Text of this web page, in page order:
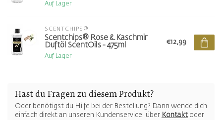
Auf Lager
SCENTCHIPS®
Scentchips® Rose & Kaschmir
Duftöl ScentOils - 475ml
Auf Lager
€12,99
Hast du Fragen zu diesem Produkt?
Oder benötigst du Hilfe bei der Bestellung? Dann wende dich
einfach direkt an unseren Kundenservice: über Kontaktoder